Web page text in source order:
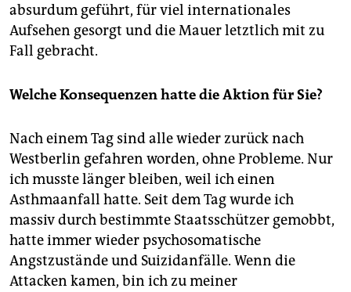
absurdum geführt, für viel internationales
Aufsehen gesorgt und die Mauer letztlich mit zu
Fall gebracht.
Welche Konsequenzen hatte die Aktion für Sie?
Nach einem Tag sind alle wieder zurück nach
Westberlin gefahren worden, ohne Probleme. Nur
ich musste länger bleiben, weil ich einen
Asthmaanfall hatte. Seit dem Tag wurde ich
massiv durch bestimmte Staatsschützer gemobbt,
hatte immer wieder psychosomatische
Angstzustände und Suizidanfälle. Wenn die
Attacken kamen, bin ich zu meiner